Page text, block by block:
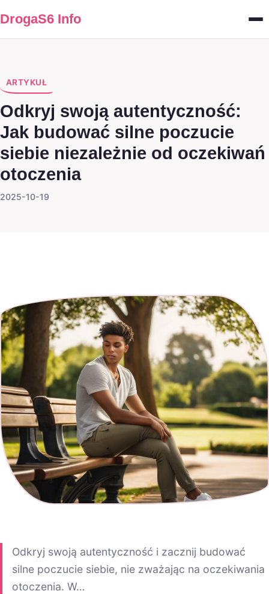
DrogaS6 Info
ARTYKUŁ
Odkryj swoją autentyczność:
Jak budować silne poczucie
siebie niezależnie od oczekiwań
otoczenia
2025-10-19
Odkryj swoją autentyczność i zacznij budować
silne poczucie siebie, nie zważając na oczekiwania
otoczenia. W…